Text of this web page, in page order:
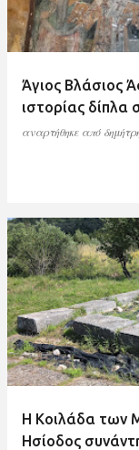
Άγιος Βλάσιος
ιστορίας
αναρτήθηκε από
Η Κοιλάδα των
Ησίοδος